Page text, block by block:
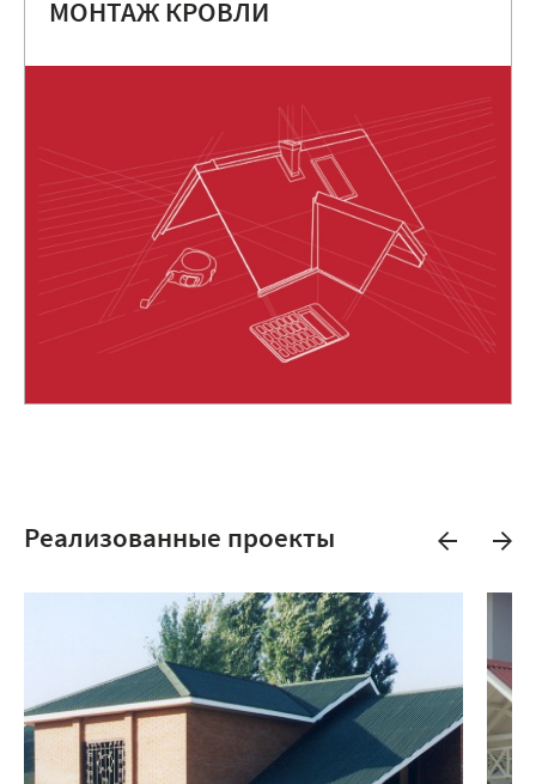
МОНТАЖ КРОВЛИ
Реализованные проекты